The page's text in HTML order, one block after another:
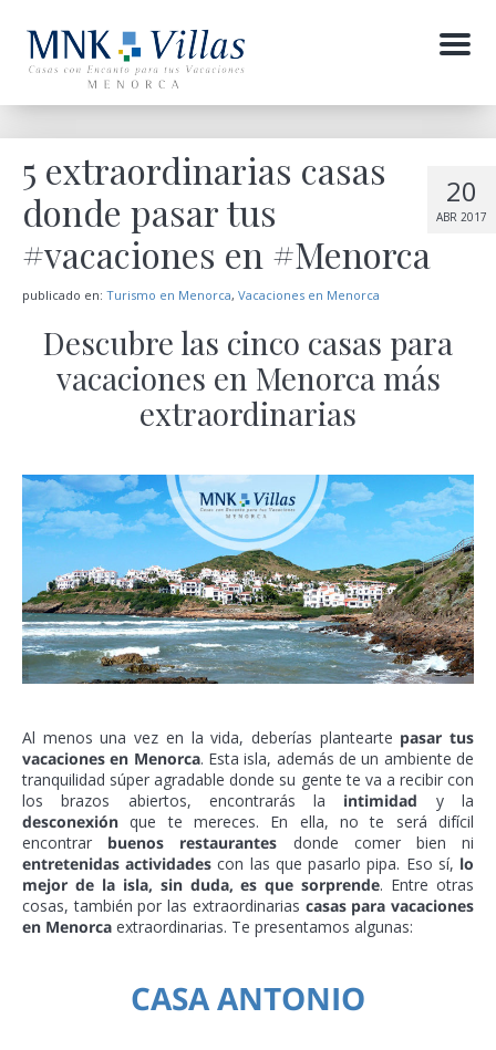
Menu
20
ABR 2017
5 extraordinarias casas
donde pasar tus
#vacaciones en #Menorca
publicado en: Turismo en Menorca, Vacaciones en Menorca
Descubre las cinco casas para
vacaciones en Menorca más
extraordinarias
Al menos una vez en la vida, deberías plantearte pasar tus
vacaciones en Menorca. Esta isla, además de un ambiente de
tranquilidad súper agradable donde su gente te va a recibir con
los brazos abiertos, encontrarás la intimidad y la
desconexión que te mereces. En ella, no te será difícil
encontrar buenos restaurantes donde comer bien ni
entretenidas actividades con las que pasarlo pipa. Eso sí, lo
mejor de la isla, sin duda, es que sorprende. Entre otras
cosas, también por las extraordinarias casas para vacaciones
en Menorca extraordinarias. Te presentamos algunas:
CASA ANTONIO